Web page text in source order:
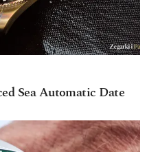
Sea Automatic Date